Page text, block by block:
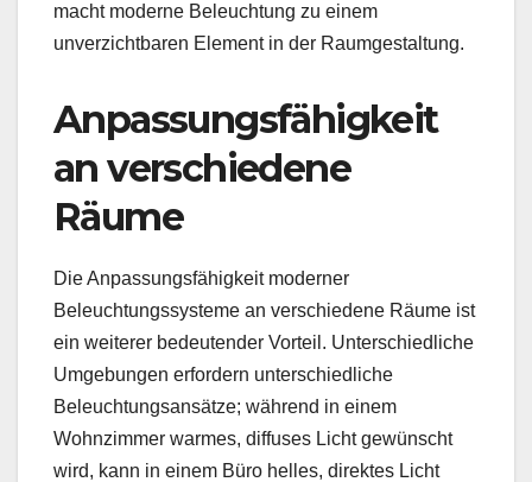
macht moderne Beleuchtung zu einem
unverzichtbaren Element in der Raumgestaltung.
Anpassungsfähigkeit
an verschiedene
Räume
Die Anpassungsfähigkeit moderner
Beleuchtungssysteme an verschiedene Räume ist
ein weiterer bedeutender Vorteil. Unterschiedliche
Umgebungen erfordern unterschiedliche
Beleuchtungsansätze; während in einem
Wohnzimmer warmes, diffuses Licht gewünscht
wird, kann in einem Büro helles, direktes Licht